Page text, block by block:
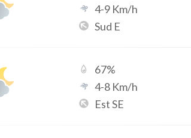
4-9 Km/h
Sud E
67%
4-8 Km/h
Est SE